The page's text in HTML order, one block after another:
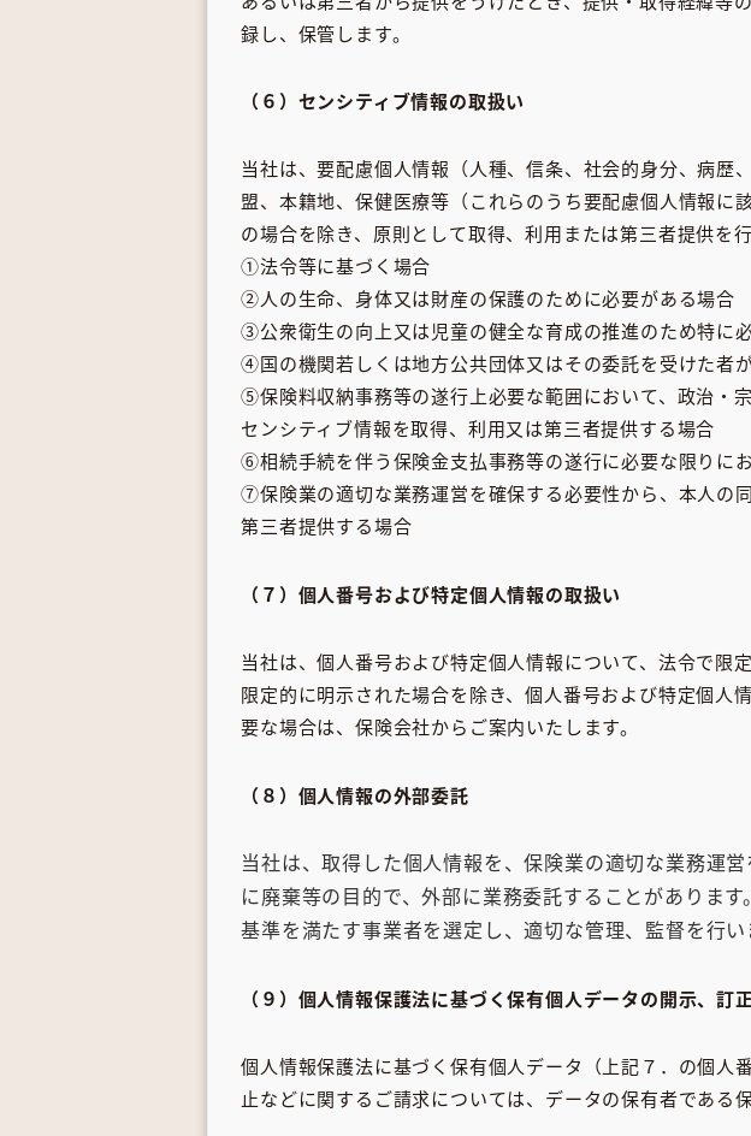
録し、保管します。
（６）センシティブ情報の取扱い
当社は、要配慮個人情報（人種、信条、社会的身分、病
盟、本籍地、保健医療等（これらのうち要配慮個人情報
の場合を除き、原則として取得、利用または第三者提供を行
①法令等に基づく場合
②人の生命、身体又は財産の保護のために必要がある場合
③公衆衛生の向上又は児童の健全な育成の推進のため特に
④国の機関若しくは地方公共団体又はその委託を受けた者
⑤保険料収納事務等の遂行上必要な範囲において、政治・
センシティブ情報を取得、利用又は第三者提供する場合
⑥相続手続を伴う保険金支払事務等の遂行に必要な限りに
⑦保険業の適切な業務運営を確保する必要性から、本人の
第三者提供する場合
（７）個人番号および特定個人情報の取扱い
当社は、個人番号および特定個人情報について、法令で
限定的に明示された場合を除き、個人番号および特定個
要な場合は、保険会社からご案内いたします。
（８）個人情報の外部委託
当社は、取得した個人情報を、保険業の適切な業務運
に廃棄等の目的で、外部に業務委託することがありま
基準を満たす事業者を選定し、適切な管理、監督を行い
（９）個人情報保護法に基づく保有個人データの開示、訂
個人情報保護法に基づく保有個人データ（上記７．の個人
止などに関するご請求については、データの保有者である